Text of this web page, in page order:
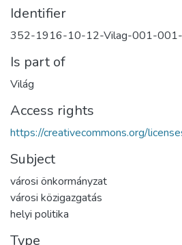
Identifier
352-1916-10-12-Vilag-001-
Is part of
Világ
Access rights
https://creativecommons.org/
Subject
városi önkormányzat
városi közigazgatás
helyi politika
Type